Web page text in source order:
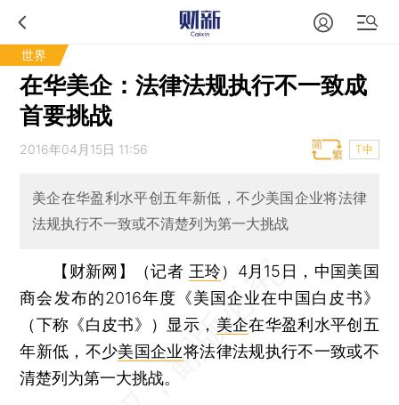
世界
在华美企：法律法规执行不一致成
首要挑战
2016年04月15日 11:56 T中
美企在华盈利水平创五年新低，不少美国企业将法律
法规执行不一致或不清楚列为第一大挑战
【财新网】（记者 王玲） 4月15日，中国美国
商会发布的2016年度《美国企业在中国白皮书》
（下称《白皮书》）显示， 美企在华盈利水平创五
年新低，不少美国企业将法律法规执行不一致或不
清楚列为第一大挑战。